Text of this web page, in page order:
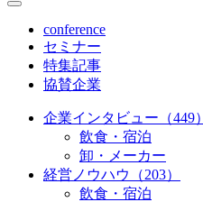
conference
セミナー
特集記事
協賛企業
企業インタビュー（449）
飲食・宿泊
卸・メーカー
経営ノウハウ（203）
飲食・宿泊